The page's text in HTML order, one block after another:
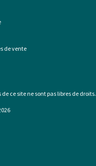
de vente
ce site ne sont pas libres de droits.